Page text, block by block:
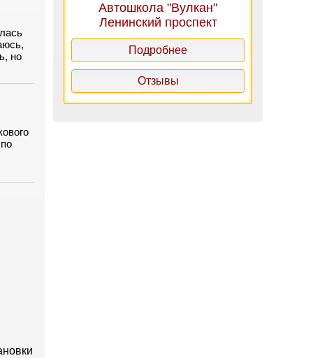
но
Автошкола "Вулкан"
Ленинский проспект
Подробнее
Отзывы